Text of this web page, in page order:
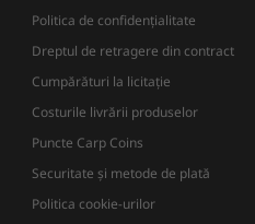
Politica de confidențialitate
Dreptul de retragere din contract
Cumpărături la licitație
Costurile livrării produselor
Puncte Carp Coins
Securitate și metode de plată
Politica cookie-urilor